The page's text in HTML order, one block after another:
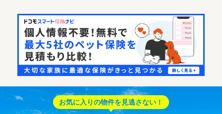
お気に入りの物件を見逃さない！